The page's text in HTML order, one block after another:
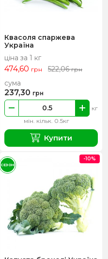
Квасоля спаржева
Україна
ціна за 1 кг
474,60 грн 522,06грн
мін. кільк. 0.5кг
кг
сума
237,30 грн
Купити
-10%
СЕЗОН